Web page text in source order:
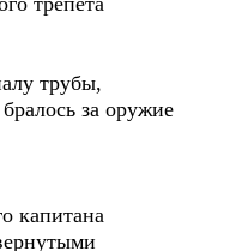
трубы,
за оружие
капитана